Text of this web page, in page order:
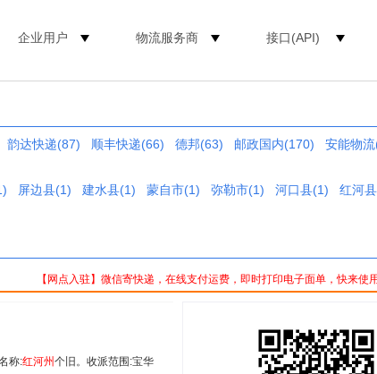
企业用户 物流服务商 接口(API)
韵达快递(87) 顺丰快递(66) 德邦(63) 邮政国内(170)
安能物
屏边县(1) 建水县(1) 蒙自市(1) 弥勒市(1) 河口县(1)
红河
【网点入驻】微信寄快递，在线支付运费，即时打印电子面单，快来使
称:红河州个旧。收派范围:宝华